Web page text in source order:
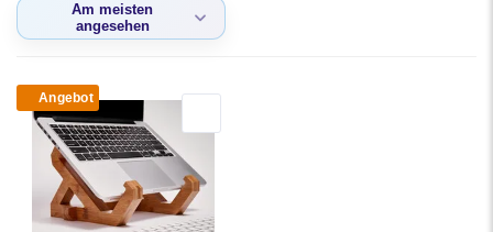
Am meisten
angesehen
angesehen
Neueste Produkte
Niedrigster Preis
Höchster Preis
Angebot